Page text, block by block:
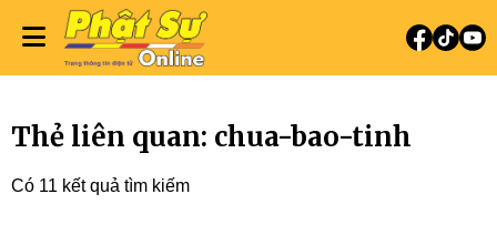
Thẻ liên quan: chua-bao-tinh
Có 11 kết quả tìm kiếm